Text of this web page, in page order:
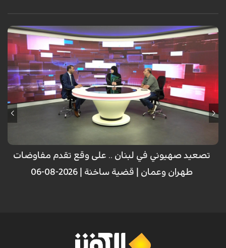
تصعيد صهيوني في لبنان .. على وقع تقدم مفاوضات
طهران وعمان | قضية ساخنة | 2026-08-06